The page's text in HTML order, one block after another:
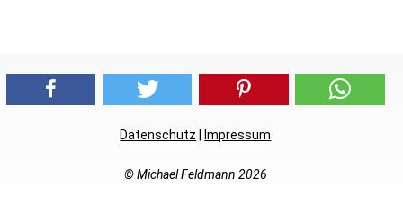
Datenschutz Impressum
© Michael Feldmann 2026